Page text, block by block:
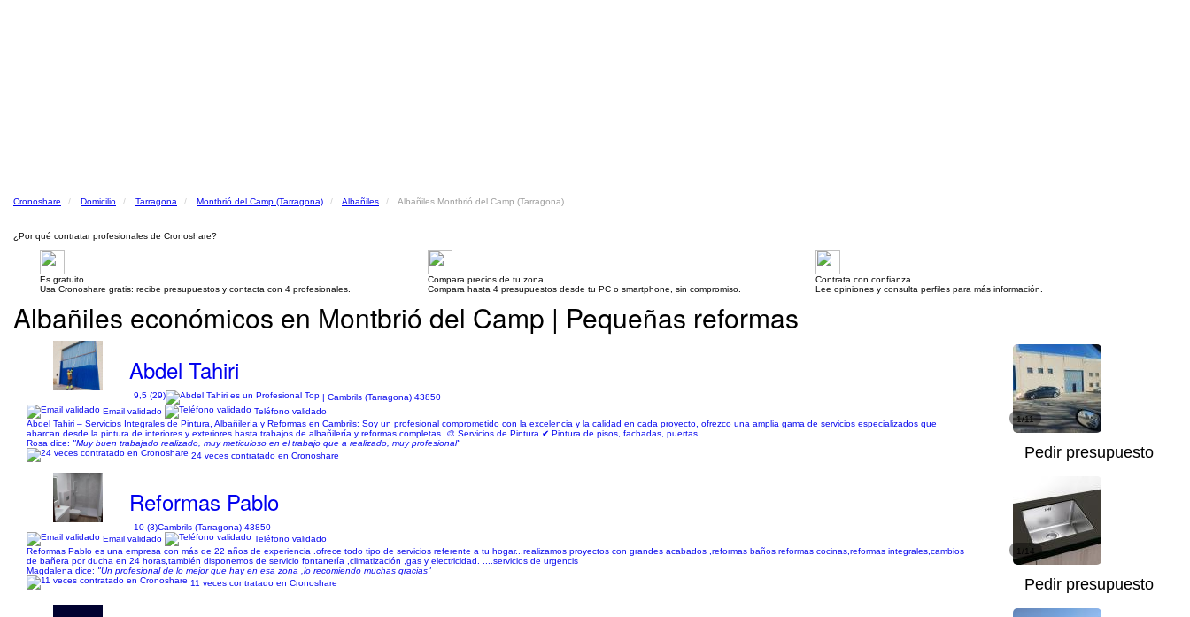
Cronoshare Domicilio Tarragona Montbrió del Camp (Tarragona) Albañiles Albañiles Montbrió del Camp (Tarragona)
¿Por qué contratar profesionales de Cronoshare?
Es gratuito
Usa Cronoshare gratis: recibe presupuestos y contacta con 4 profesionales.
Compara precios de tu zona
Compara hasta 4 presupuestos desde tu PC o smartphone, sin compromiso.
Contrata con confianza
Lee opiniones y consulta perfiles para más información.
Albañiles económicos en Montbrió del Camp | Pequeñas reformas
Abdel Tahiri
9,5 (29)
| Cambrils (Tarragona) 43850
Email validado
Teléfono validado
Abdel Tahiri – Servicios Integrales de Pintura, Albañilería y Reformas en Cambrils: Soy un profesional comprometido con la excelencia y la calidad en cada proyecto, ofrezco una amplia gama de servicios especializados que
abarcan desde la pintura de interiores y exteriores hasta trabajos de albañilería y reformas completas. 🎨 Servicios de Pintura ✔ Pintura de pisos, fachadas, puertas...
Rosa dice: "Muy buen trabajado realizado, muy meticuloso en el trabajo que a realizado, muy profesional"
24 veces contratado en Cronoshare
1/11
Pedir presupuesto
Reformas Pablo
10 (3)Cambrils (Tarragona) 43850
Email validado
Teléfono validado
Reformas Pablo es una empresa con más de 22 años de experiencia .ofrece todo tipo de servicios referente a tu hogar...realizamos proyectos con grandes acabados ,reformas baños,reformas cocinas,reformas integrales,cambios
de bañera por ducha en 24 horas,también disponemos de servicio fontanería ,climatización ,gas y electricidad. ....servicios de urgencis
Magdalena dice: "Un profesional de lo mejor que hay en esa zona ,lo recomiendo muchas gracias"
11 veces contratado en Cronoshare
1/14
Pedir presupuesto